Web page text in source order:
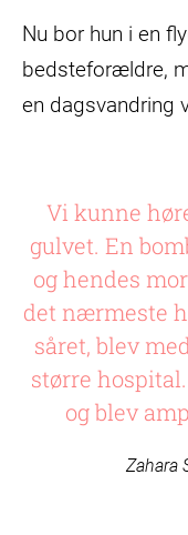
Nu bor hun i en
bedsteforældre,
en dagsvandring
Vi kunne
gulvet. En
og hendes
det nærmeste
såret, blev
større
og blev
Zahara